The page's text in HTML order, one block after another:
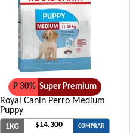
P 30% Super Premium
Royal Canin Perro Medium
Puppy
1KG $14.300 COMPRAR